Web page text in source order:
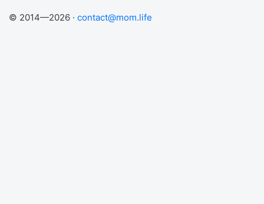
© 2014—2026 · contact@mom.life